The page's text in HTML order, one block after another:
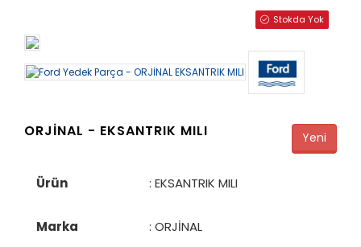
Stokda Yok
ORJİNAL - EKSANTRIK MILI Yeni
Ürün : EKSANTRIK MILI
Marka : ORJİNAL